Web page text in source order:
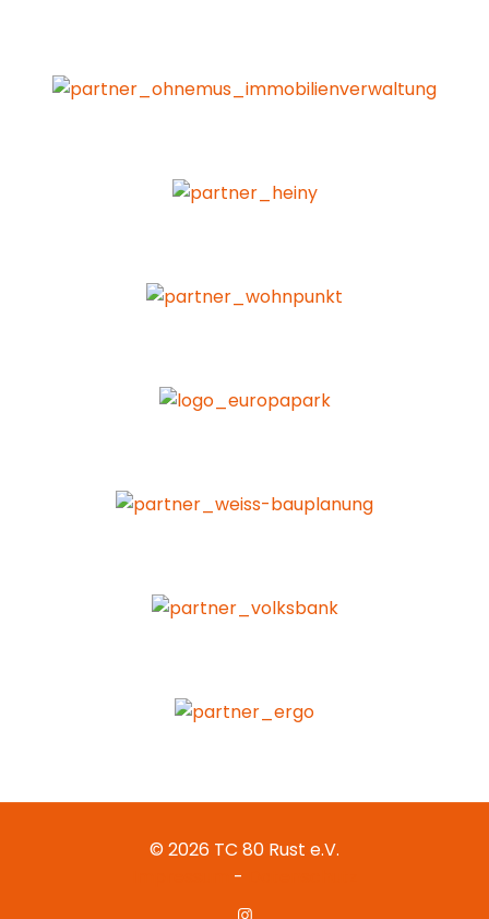
© 2026 TC 80 Rust e.V.
-